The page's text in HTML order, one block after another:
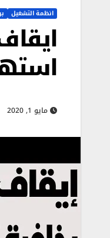
انظمة التشغيل
مايو 1, 2020